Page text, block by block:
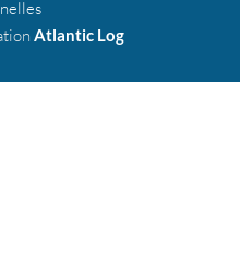
Atlantic Log